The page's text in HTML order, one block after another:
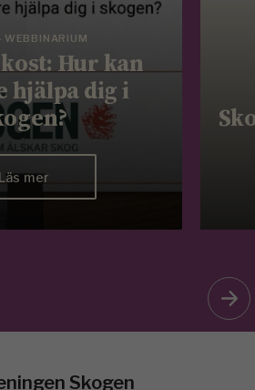
WEBBINARIUM
Hur kan
hjälpa dig i
Läs mer
Skogen